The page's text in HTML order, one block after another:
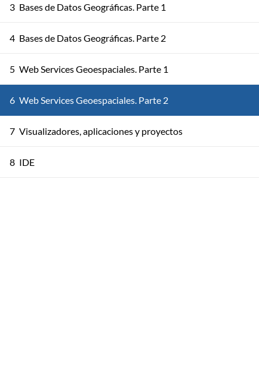
3 Bases de Datos Geográficas. Parte 1
4 Bases de Datos Geográficas. Parte 2
5 Web Services Geoespaciales. Parte 1
6 Web Services Geoespaciales. Parte 2
7 Visualizadores, aplicaciones y proyectos
8 IDE